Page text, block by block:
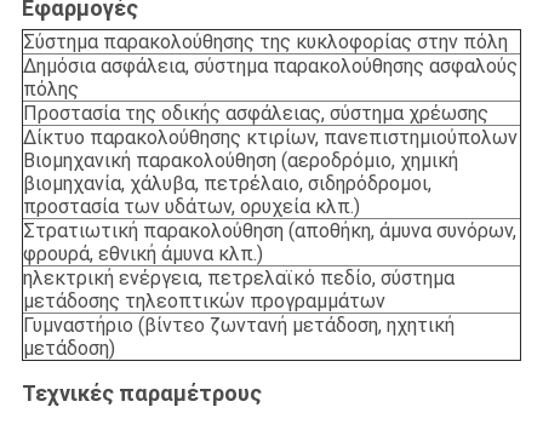
Εφαρμογές
Σύστημα παρακολούθησης της κυκλοφορίας στην πόλη
Δημόσια ασφάλεια, σύστημα παρακολούθησης ασφαλούς
πόλης
Προστασία της οδικής ασφάλειας, σύστημα χρέωσης
Δίκτυο παρακολούθησης κτιρίων, πανεπιστημιούπολων
Βιομηχανική παρακολούθηση (αεροδρόμιο, χημική
βιομηχανία, χάλυβα, πετρέλαιο, σιδηρόδρομοι,
προστασία των υδάτων, ορυχεία κλπ.)
Στρατιωτική παρακολούθηση (αποθήκη, άμυνα συνόρων,
φρουρά, εθνική άμυνα κλπ.)
ηλεκτρική ενέργεια, πετρελαϊκό πεδίο, σύστημα
μετάδοσης τηλεοπτικών προγραμμάτων
Γυμναστήριο (βίντεο ζωντανή μετάδοση, ηχητική
μετάδοση)
Τεχνικές παραμέτρους